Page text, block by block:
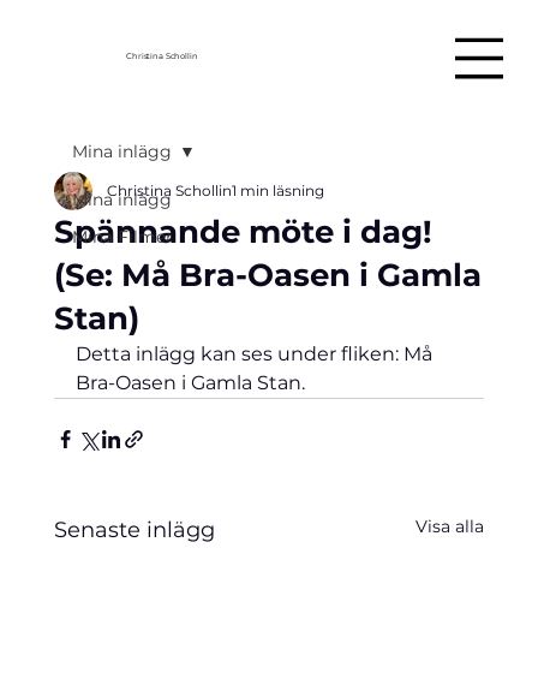
Christina Schollin
Mina inlägg
Mina Filmer
Mina inlägg
Spännande möte i dag!
(Se: Må Bra-Oasen i Gamla
Stan)
Christina Schollin1 min läsning
Detta inlägg kan ses under fliken: Må
Bra-Oasen i Gamla Stan.
Senaste inlägg Visa alla